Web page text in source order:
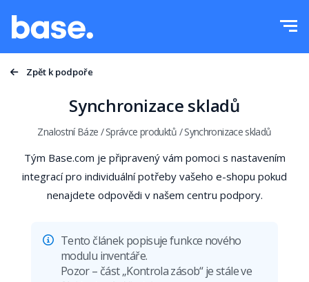
Přehled funkcí
Správce objednávek
Správce Marketplace
Produktový manažer
Správa přepravy
Ceník
Čeština
polski
Zpět k podpoře
Synchronizace skladů
Znalostní Báze / Správce produktů /Synchronizace skladů
Tento článek popisuje funkce nového
modulu inventáře.
Pozor – část „Kontrola zásob“ je stále ve